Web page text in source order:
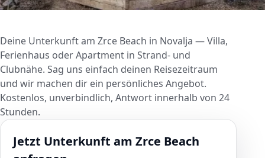
Deine Unterkunft am Zrce Beach in Novalja — Villa,
Ferienhaus oder Apartment in Strand- und
Clubnähe. Sag uns einfach deinen Reisezeitraum
und wir machen dir ein persönliches Angebot.
Kostenlos, unverbindlich, Antwort innerhalb von 24
Stunden.
Jetzt Unterkunft am Zrce Beach